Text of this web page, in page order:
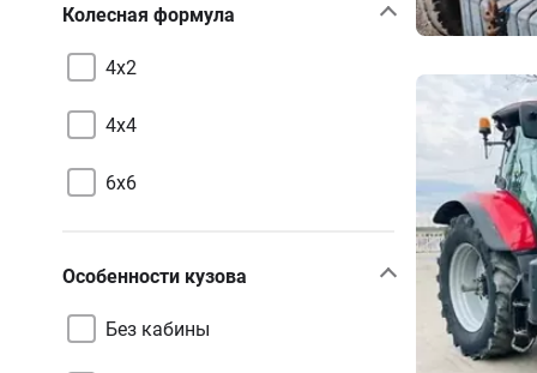
Колесная формула
4х2
4х4
6х6
Особенности кузова
Без кабины